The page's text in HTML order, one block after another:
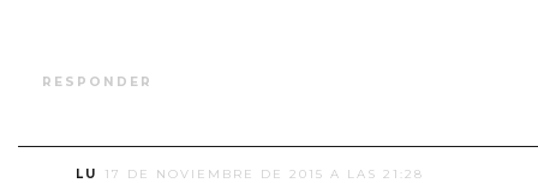
RESPONDER
LU 17 DE NOVIEMBRE DE 2015 A LAS 21:28